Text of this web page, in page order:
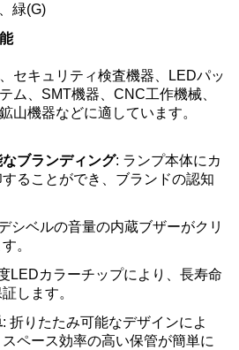
緑(G)
セキュリティ検査機器、LEDパッ
ム、SMT機器、CNC工作機械、
山機器などに適しています。
ブランディング: ランプ本体にカ
ることができ、ブランドの認知
シベルの音量の内蔵ブザーがクリ
。
LEDカラーチップにより、長寿命
します。
: 折りたたみ可能なデザインによ
ペース効率の高い保管が簡単に